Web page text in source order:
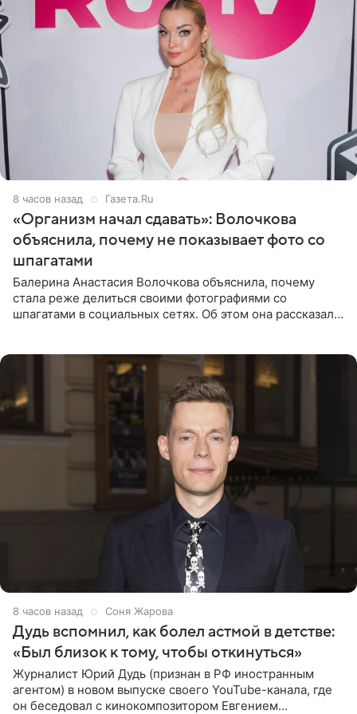
8 часов назад Газета.Ru
«Организм начал сдавать»: Волочкова
объяснила, почему не показывает фото со
шпагатами
Балерина Анастасия Волочкова объяснила, почему
стала реже делиться своими фотографиями со
шпагатами в социальных сетях. Об этом она рассказала
8 часов назад Соня Жарова
Дудь вспомнил, как болел астмой в детстве:
«Был близок к тому, чтобы откинуться»
Журналист Юрий Дудь (признан в РФ иностранным
агентом) в новом выпуске своего YouTube-канала, где
он беседовал с кинокомпозитором Евгением